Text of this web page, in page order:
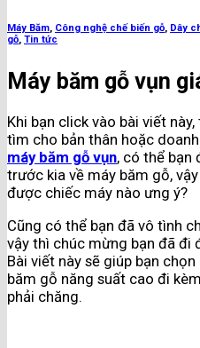
Máy Băm, Công nghệ chế biến gỗ, Dây
gỗ, Tin tức
Máy băm gỗ vụn
Khi bạn click vào bài viết
tìm cho bản thân hoặc
máy băm gỗ vụn, có thể bạn
trước kia về máy băm gỗ,
được chiếc máy nào ưng ý?
Cũng có thể bạn đã vô tình
vậy thì chúc mừng bạn đã đi
Bài viết này sẽ giúp bạn
băm gỗ năng suất cao đi
phải chăng.